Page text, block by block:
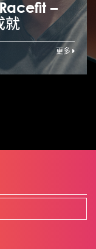
–
就
更多